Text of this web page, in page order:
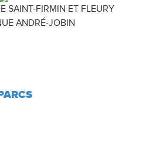
SAINT-FIRMIN ET FLEURY
ANDRÉ-JOBIN